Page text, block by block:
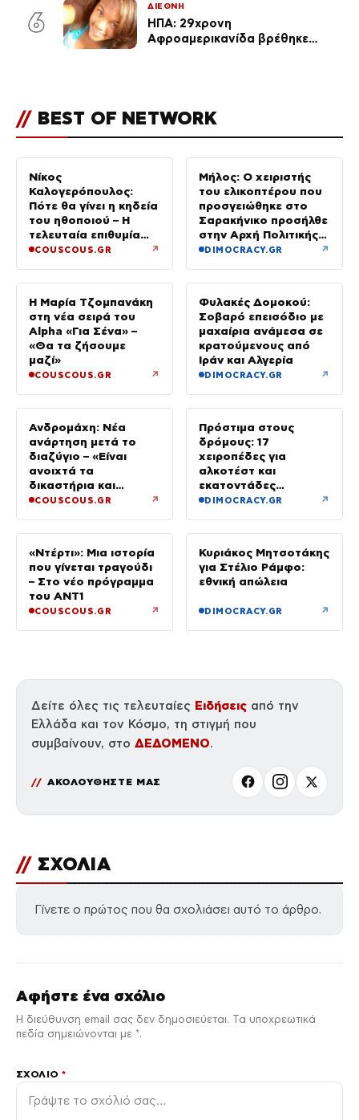
6
ΔΙΕΘΝΗ
ΗΠΑ: 29χρονη
Αφροαμερικανίδα βρέθηκε
// BEST OF NETWORK
Νίκος
Καλογερόπουλος:
Πότε θα γίνει η κηδεία
του ηθοποιού – Η
τελευταία επιθυμία
και η παράκληση της
COUSCOUS.GR ↗
Μήλος: Ο χειριστής
του ελικοπτέρου που
προσγειώθηκε στο
Σαρακήνικο προσήλθε
στην Αρχή Πολιτικής
Αεροπορίας
DIMOCRACY.GR ↗
Η Μαρία Τζομπανάκη
στη νέα σειρά του
Alpha «Για Σένα» –
«Θα τα ζήσουμε
μαζί»
COUSCOUS.GR ↗
Φυλακές Δομοκού:
Σοβαρό επεισόδιο με
μαχαίρια ανάμεσα σε
κρατούμενους από
Ιράν και Αλγερία
DIMOCRACY.GR ↗
Ανδρομάχη: Νέα
ανάρτηση μετά το
διαζύγιο – «Είναι
ανοιχτά τα
δικαστήρια και
σήμερα…»
COUSCOUS.GR ↗
Πρόστιμα στους
δρόμους: 17
χειροπέδες για
αλκοτέστ και
εκατοντάδες
αφαιρέσεις
DIMOCRACY.GR ↗
«Ντέρτι»: Μια ιστορία
που γίνεται τραγούδι
– Στο νέο πρόγραμμα
του ΑΝΤ1
COUSCOUS.GR ↗
Κυριάκος Μητσοτάκης
για Στέλιο Ράμφο:
εθνική απώλεια
DIMOCRACY.GR ↗
Δείτε όλες τις τελευταίες Ειδήσεις από την
Ελλάδα και τον Κόσμο, τη στιγμή που
συμβαίνουν, στο ΔΕΔΟΜΕΝΟ.
ΑΚΟΛΟΥΘΗΣΤΕ ΜΑΣ
// ΣΧΟΛΙΑ
Γίνετε ο πρώτος που θα σχολιάσει αυτό το άρθρο.
Αφήστε ένα σχόλιο
Η διεύθυνση email σας δεν δημοσιεύεται. Τα υποχρεωτικά
πεδία σημειώνονται με *.
ΣΧΌΛΙΟ*